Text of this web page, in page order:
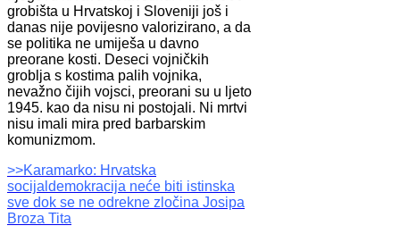
grobišta u Hrvatskoj i Sloveniji još i
danas nije povijesno valorizirano, a da
se politika ne umiješa u davno
preorane kosti. Deseci vojničkih
groblja s kostima palih vojnika,
nevažno čijih vojsci, preorani su u ljeto
1945. kao da nisu ni postojali. Ni mrtvi
nisu imali mira pred barbarskim
komunizmom.
>>Karamarko: Hrvatska
socijaldemokracija neće biti istinska
sve dok se ne odrekne zločina Josipa
Broza Tita